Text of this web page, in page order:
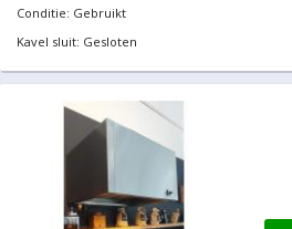
Conditie: Gebruikt
Kavel sluit: Gesloten